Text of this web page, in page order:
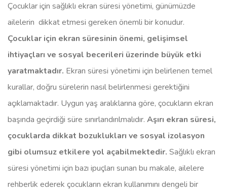
Çocuklar için sağlıklı ekran süresi yönetimi, günümüzde
ailelerin dikkat etmesi gereken önemli bir konudur.
Çocuklar için ekran süresinin önemi, gelişimsel
ihtiyaçları ve sosyal becerileri üzerinde büyük etki
yaratmaktadır. Ekran süresi yönetimi için belirlenen temel
kurallar, doğru sürelerin nasıl belirlenmesi gerektiğini
açıklamaktadır. Uygun yaş aralıklarına göre, çocukların ekran
başında geçirdiği süre sınırlandırılmalıdır. Aşırı ekran süresi,
çocuklarda dikkat bozuklukları ve sosyal izolasyon
gibi olumsuz etkilere yol açabilmektedir. Sağlıklı ekran
süresi yönetimi için bazı ipuçları sunan bu makale, ailelere
rehberlik ederek çocukların ekran kullanımını dengeli bir